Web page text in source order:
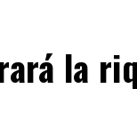
la